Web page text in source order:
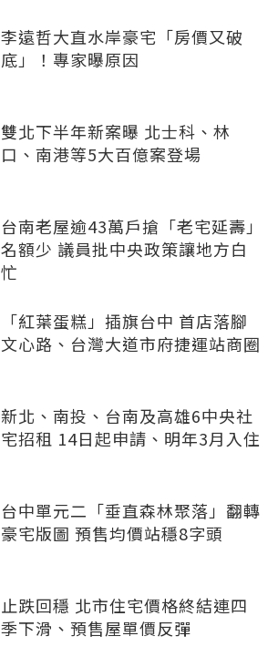
李遠哲大直水岸豪宅「房價又破
底」！專家曝原因
雙北下半年新案曝 北士科、林
口、南港等5大百億案登場
台南老屋逾43萬戶搶「老宅延壽」
名額少 議員批中央政策讓地方白
忙
「紅葉蛋糕」插旗台中 首店落腳
文心路、台灣大道市府捷運站商圈
新北、南投、台南及高雄6中央社
宅招租 14日起申請、明年3月入住
台中單元二「垂直森林聚落」翻轉
豪宅版圖 預售均價站穩8字頭
止跌回穩 北市住宅價格終結連四
季下滑、預售屋單價反彈